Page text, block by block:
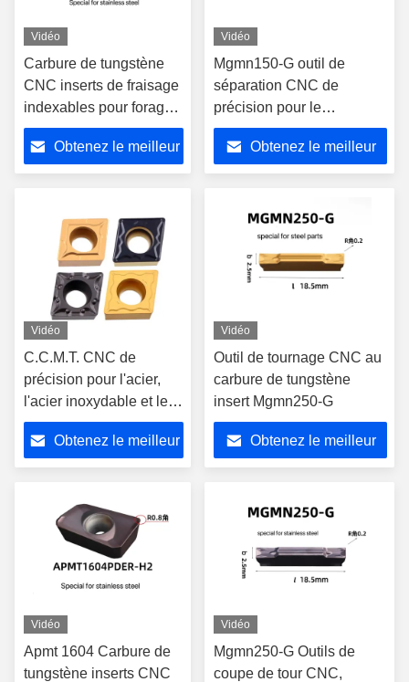
Vidéo
Carbure de tungstène
CNC inserts de fraisage
indexables pour forage
en acier au tungstène et
le broyeur
Obtenez le meilleur
Vidéo
Mgmn150-G outil de
séparation CNC de
précision pour le
traitement des moules
Obtenez le meilleur
Vidéo
C.C.M.T. CNC de
précision pour l'acier,
l'acier inoxydable et le
traitement de
l'aluminium
Obtenez le meilleur
Vidéo
Outil de tournage CNC au
carbure de tungstène
insert Mgmn250-G
Obtenez le meilleur
Vidéo
Apmt 1604 Carbure de
tungstène inserts CNC
Vidéo
Mgmn250-G Outils de
coupe de tour CNC,